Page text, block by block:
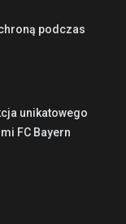
podczas
unikatowego
FC Bayern